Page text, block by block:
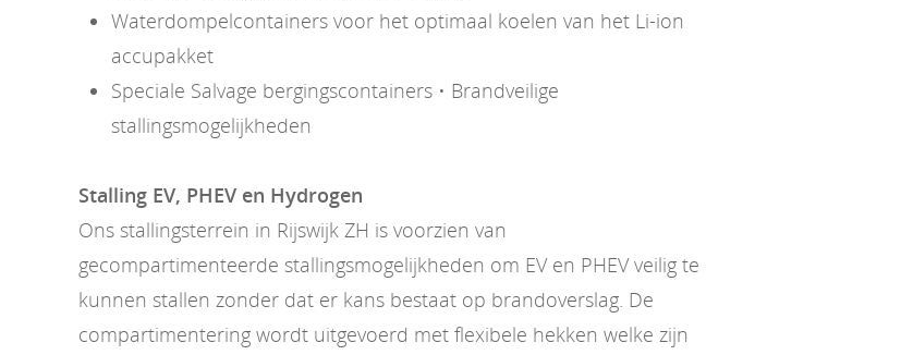
Waterdompelcontainers voor het optimaal koelen van het Li-ion
accupakket
Speciale Salvage bergingscontainers • Brandveilige
stallingsmogelijkheden
Stalling EV, PHEV en Hydrogen
Ons stallingsterrein in Rijswijk ZH is voorzien van
gecompartimenteerde stallingsmogelijkheden om EV en PHEV veilig te
kunnen stallen zonder dat er kans bestaat op brandoverslag. De
compartimentering wordt uitgevoerd met flexibele hekken welke zijn